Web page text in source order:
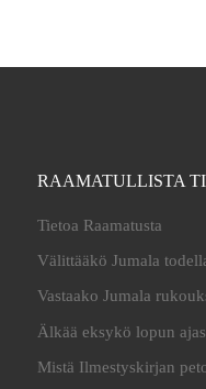
RAAMATULLISTA
Tietoa Raamatusta
Välittääkö Jumala
Vastaako Jumala
Älkää eksykö lopun
Mistä Ilmestyskirjan